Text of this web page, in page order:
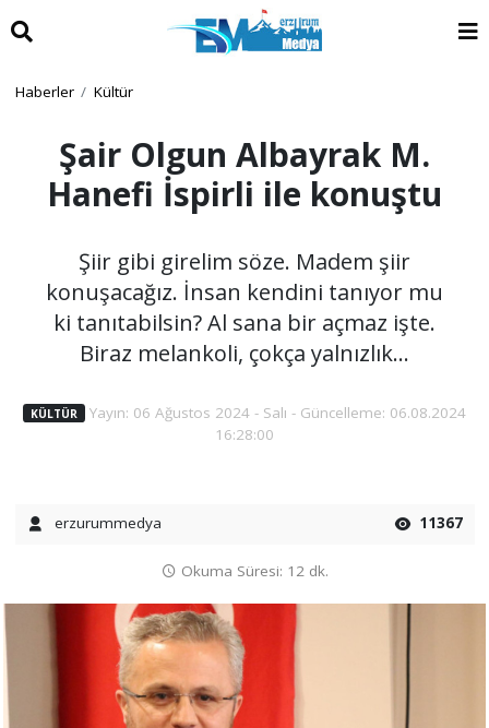
Haberler Kültür
Şair Olgun Albayrak M.
Hanefi İspirli ile konuştu
Şiir gibi girelim söze. Madem şiir
konuşacağız. İnsan kendini tanıyor mu
ki tanıtabilsin? Al sana bir açmaz işte.
Biraz melankoli, çokça yalnızlık…
KÜLTÜR Yayın: 06 Ağustos 2024 - Salı - Güncelleme: 06.08.2024
16:28:00
erzurummedya 11367
Okuma Süresi: 12 dk.